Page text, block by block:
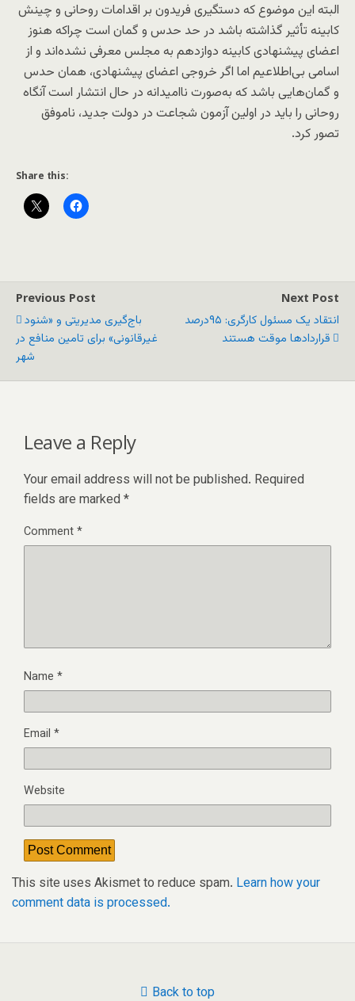
البته این موضوع که دستگیری فریدون بر اقدامات روحانی و چینش
کابینه تأثیر گذاشته باشد در حد حدس و گمان است چراکه هنوز
اعضای پیشنهادی کابینه دوازدهم به مجلس معرفی نشده‌اند و از
اسامی بی‌اطلاعیم اما اگر خروجی اعضای پیشنهادی، همان حدس
و گمان‌هایی باشد که به‌صورت ناامیدانه در حال انتشار است آنگاه
روحانی را باید در اولین آزمون شجاعت در دولت جدید، ناموفق
تصور کرد.
Share this:
Previous Post
باج‌گیری مدیریتی و «شنود
غیرقانونی» برای تامین منافع در
شهر
Next Post
انتقاد یک مسئول کارگری: ۹۵درصد
قراردادها موقت هستند
Leave a Reply
Your email address will not be published. Required
fields are marked *
Comment*
Name *
Email *
Website
This site uses Akismet to reduce spam. Learn how your
comment data is processed.
Back to top